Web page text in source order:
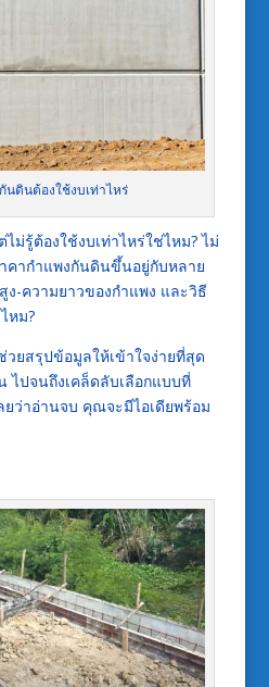
นดินต้องใช้งบเท่าไหร่
ม่รู้ต้องใช้งบเท่าไหร่ใช่ไหม? ไม่
คากำแพงกันดินขึ้นอยู่กับหลาย
-ความยาวของกำแพง และวิธี
หม?
ยสรุปข้อมูลให้เข้าใจง่ายที่สุด
ไปจนถึงเคล็ดลับเลือกแบบที่
ว่าอ่านจบ คุณจะมีไอเดียพร้อม